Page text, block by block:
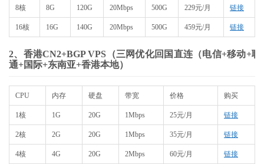
8核 8G 120G 20Mbps 500G 229元/月 链接
16核 16G 140G 20Mbps 500G 459元/月 链接
2、香港CN2+BGP VPS（三网优化回国直连（电信+移动+联
通+国际+东南亚+香港本地）
CPU 内存 硬盘 带宽 价格 购买
1核 1G 20G 1Mbps 25元/月 链接
2核 2G 20G 1Mbps 35元/月 链接
4核 4G 20G 2Mbps 60元/月 链接